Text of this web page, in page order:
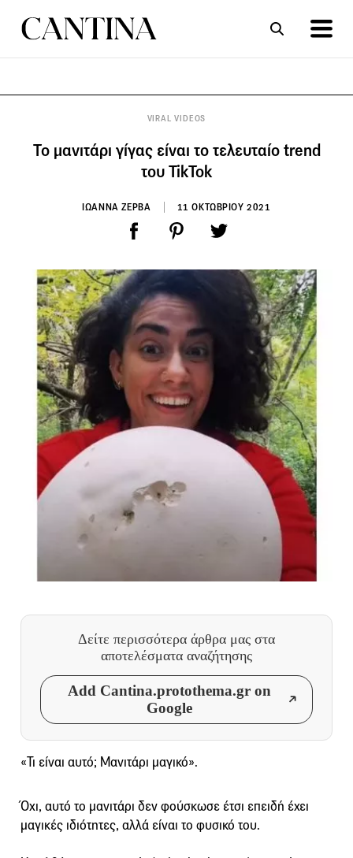
VIRAL VIDEOS
Το μανιτάρι γίγας είναι το τελευταίο trend
του TikTok
ΙΩΑΝΝΑ ΖΕΡΒΑ 11 ΟΚΤΩΒΡΙΟΥ 2021
Δείτε περισσότερα άρθρα μας στα
αποτελέσματα αναζήτησης
Add Cantina.protothema.gr on
Google
«Τι είναι αυτό; Μανιτάρι μαγικό».
Όχι, αυτό το μανιτάρι δεν φούσκωσε έτσι επειδή έχει
μαγικές ιδιότητες, αλλά είναι το φυσικό του.